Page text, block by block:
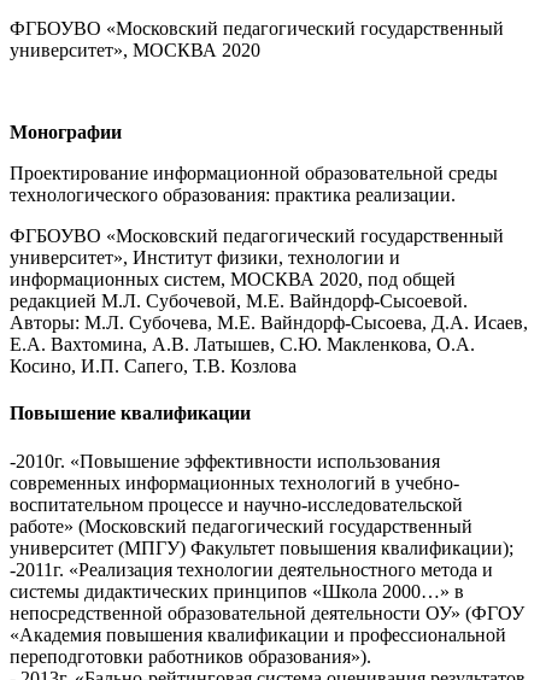
ФГБОУВО «Московский педагогический государственный
университет», МОСКВА 2020
Монографии
Проектирование информационной образовательной среды
технологического образования: практика реализации.
ФГБОУВО «Московский педагогический государственный
университет», Институт физики, технологии и
информационных систем, МОСКВА 2020, под общей
редакцией М.Л. Субочевой, М.Е. Вайндорф-Сысоевой.
Авторы: М.Л. Субочева, М.Е. Вайндорф-Сысоева, Д.А. Исаев,
Е.А. Вахтомина, А.В. Латышев, С.Ю. Макленкова, О.А.
Косино, И.П. Сапего, Т.В. Козлова
Повышение квалификации
-2010г. «Повышение эффективности использования
современных информационных технологий в учебно-
воспитательном процессе и научно-исследовательской
работе» (Московский педагогический государственный
университет (МПГУ) Факультет повышения квалификации);
-2011г. «Реализация технологии деятельностного метода и
системы дидактических принципов «Школа 2000…» в
непосредственной образовательной деятельности ОУ» (ФГОУ
«Академия повышения квалификации и профессиональной
переподготовки работников образования»).